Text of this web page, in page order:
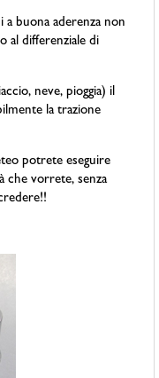
a buona aderenza non
al differenziale di
neve, pioggia) il
la trazione
potrete eseguire
che vorrete, senza